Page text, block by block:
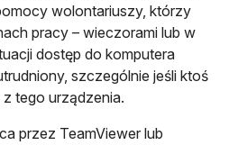
wolontariuszy, którzy
pracy – wieczorami lub w
dostęp do komputera
szczególnie jeśli ktoś
tego urządzenia.
przez TeamViewer lub